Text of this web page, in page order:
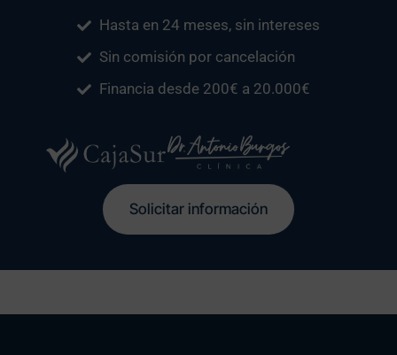
Hasta en 24 meses, sin intereses
Sin comisión por cancelación
Financia desde 200€ a 20.000€
Solicitar información